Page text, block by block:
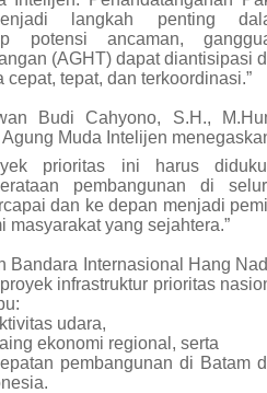
langkah penting
potensi ancaman,
(AGHT) dapat diantisipasi
tepat, dan terkoordinasi.”
Budi Cahyono, S.H.,
Muda Intelijen
prioritas ini harus
pembangunan di
dan ke depan menjadi
masyarakat yang sejahtera.”
Bandara Internasional Hang
infrastruktur prioritas
udara,
ekonomi regional, serta
pembangunan di Batam